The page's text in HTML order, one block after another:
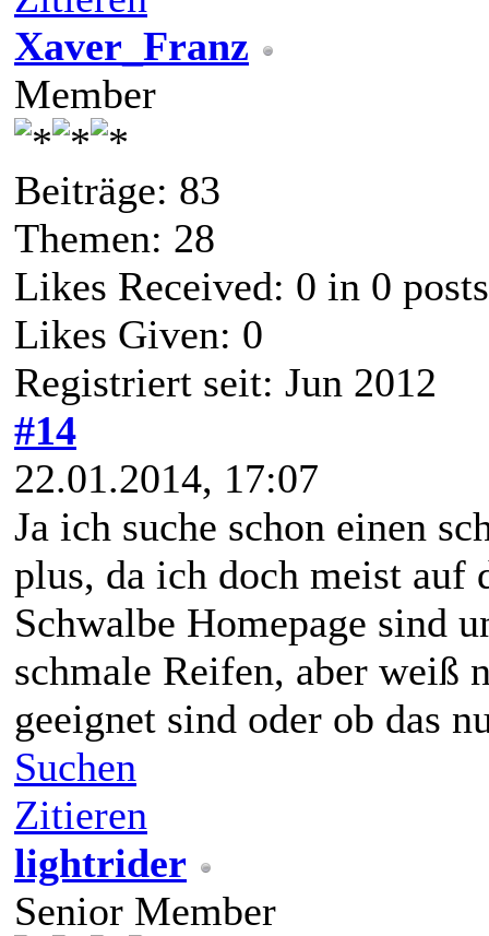
Xaver_Franz
Member
Beiträge: 83
Themen: 28
Likes Received: 0 in 0 posts
Likes Given: 0
Registriert seit: Jun 2012
#14
22.01.2014, 17:07
Ja ich suche schon einen
plus, da ich doch meist auf
Schwalbe Homepage sind
schmale Reifen, aber weiß
geeignet sind oder ob das
Suchen
Zitieren
lightrider
Senior Member